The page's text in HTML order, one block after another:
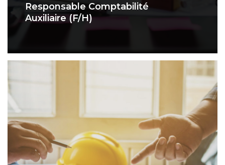
Responsable Comptabilité
Auxiliaire (F/H)